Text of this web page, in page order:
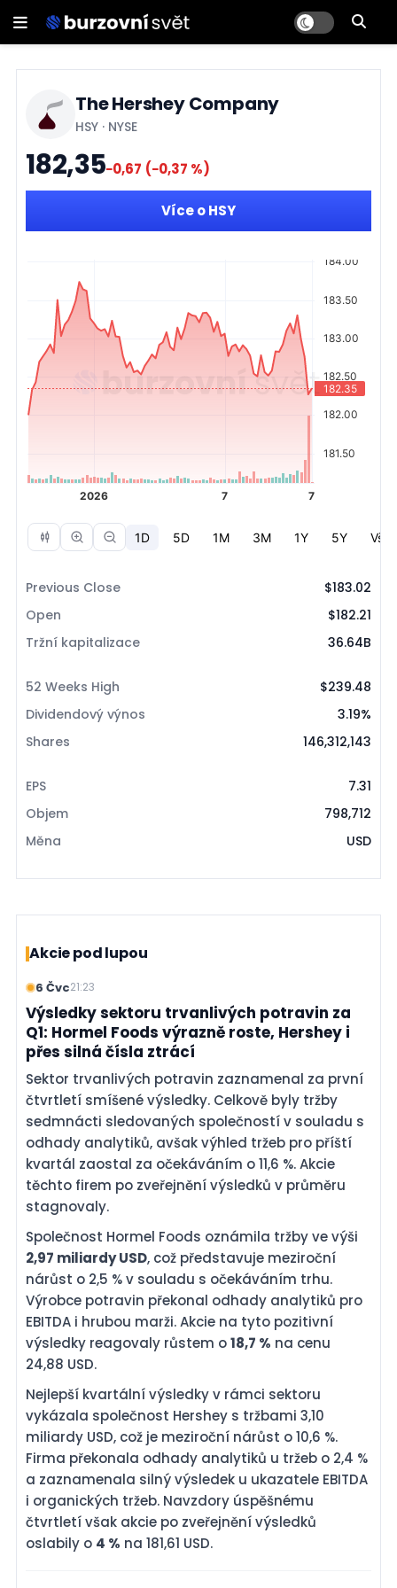
The Hershey Company
HSY · NYSE
Více o HSY
182,35−0,67 (−0,37 %)
Previous Close
$183.02
Open
$182.21
Tržní kapitalizace
36.64B
52 Weeks High
$239.48
Dividendový výnos
3.19%
Shares
146,312,143
EPS
7.31
Objem
798,712
Měna
USD
Akcie pod lupou
6 Čvc21:23
Výsledky sektoru trvanlivých potravin za
Q1: Hormel Foods výrazně roste, Hershey i
přes silná čísla ztrácí
Sektor trvanlivých potravin zaznamenal za první
čtvrtletí smíšené výsledky. Celkově byly tržby
sedmnácti sledovaných společností v souladu s
odhady analytiků, avšak výhled tržeb pro příští
kvartál zaostal za očekáváním o 11,6 %. Akcie
těchto firem po zveřejnění výsledků v průměru
stagnovaly.
Společnost Hormel Foods oznámila tržby ve výši
2,97 miliardy USD, což představuje meziroční
nárůst o 2,5 % v souladu s očekáváním trhu.
Výrobce potravin překonal odhady analytiků pro
EBITDA i hrubou marži. Akcie na tyto pozitivní
výsledky reagovaly růstem o18,7 % na cenu
24,88 USD.
Nejlepší kvartální výsledky v rámci sektoru
vykázala společnost Hershey s tržbami 3,10
miliardy USD, což je meziroční nárůst o 10,6 %.
Firma překonala odhady analytiků u tržeb o 2,4 %
a zaznamenala silný výsledek u ukazatele EBITDA
i organických tržeb. Navzdory úspěšnému
čtvrtletí však akcie po zveřejnění výsledků
oslabily o 4 % na 181,61 USD.